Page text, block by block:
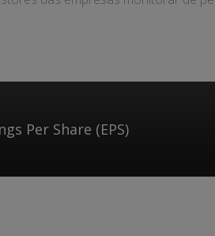
Per Share (EPS)